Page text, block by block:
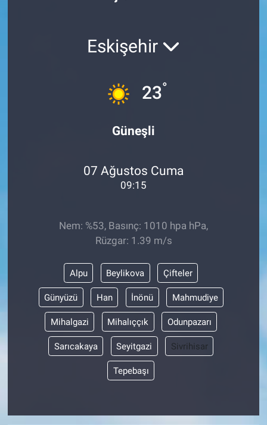
Eskişehir
23°
Güneşli
07 Ağustos Cuma
09:15
Nem: %53, Basınç: 1010 hpa hPa,
Rüzgar: 1.39 m/s
Alpu Beylikova Çifteler
Günyüzü Han İnönü Mahmudiye
Mihalgazi Mihalıççık Odunpazarı
Sarıcakaya Seyitgazi Sivrihisar
Tepebaşı
Bilim ve Teknoloji